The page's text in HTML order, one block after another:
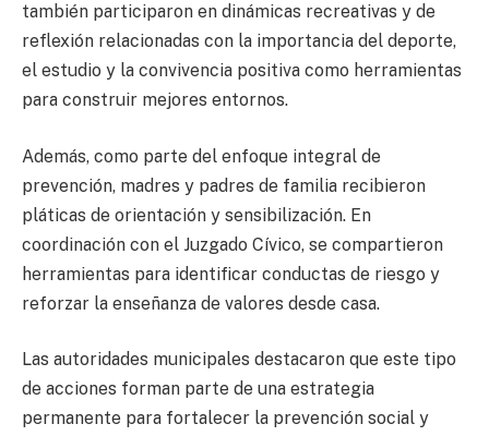
también participaron en dinámicas recreativas y de
reflexión relacionadas con la importancia del deporte,
el estudio y la convivencia positiva como herramientas
para construir mejores entornos.
Además, como parte del enfoque integral de
prevención, madres y padres de familia recibieron
pláticas de orientación y sensibilización. En
coordinación con el Juzgado Cívico, se compartieron
herramientas para identificar conductas de riesgo y
reforzar la enseñanza de valores desde casa.
Las autoridades municipales destacaron que este tipo
de acciones forman parte de una estrategia
permanente para fortalecer la prevención social y